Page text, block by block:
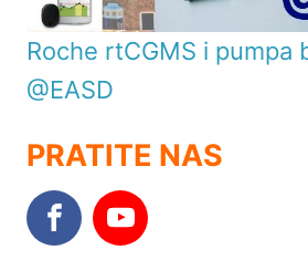
Roche rtCGMS i pumpa
@EASD
PRATITE NAS